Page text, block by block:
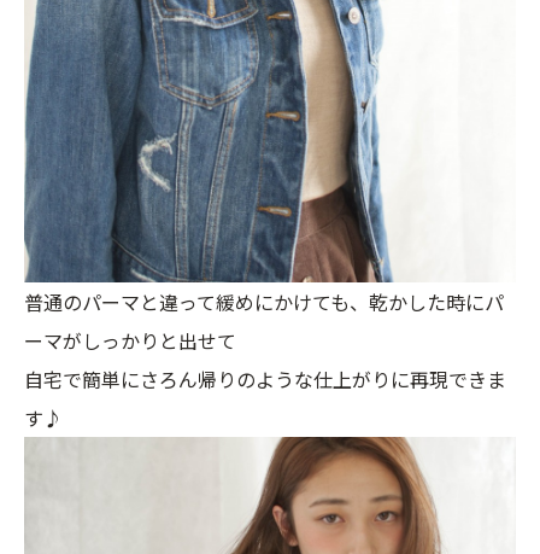
普通のパーマと違って緩めにかけても、乾かした時にパ
ーマがしっかりと出せて
自宅で簡単にさろん帰りのような仕上がりに再現できま
す♪